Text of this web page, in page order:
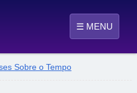
☰ MENU
Sobre o Tempo